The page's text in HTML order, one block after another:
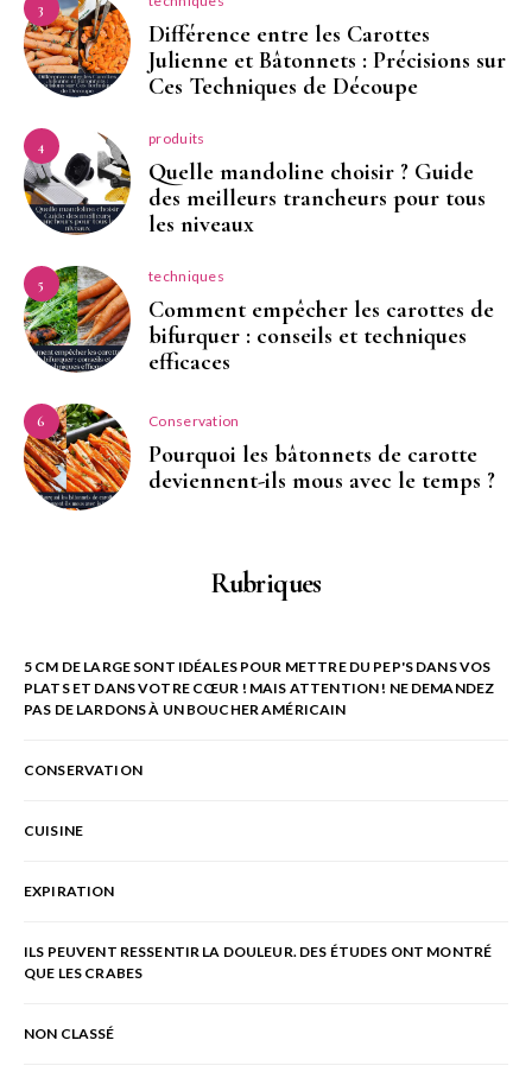
3
Différence entre les Carottes
Julienne et Bâtonnets : Précisions sur
Ces Techniques de Découpe
4 produits
Quelle mandoline choisir ? Guide
des meilleurs trancheurs pour tous
les niveaux
5 techniques
Comment empêcher les carottes de
bifurquer : conseils et techniques
efficaces
6 Conservation
Pourquoi les bâtonnets de carotte
deviennent-ils mous avec le temps ?
Rubriques
5 CM DE LARGE SONT IDÉALES POUR METTRE DU PEP'S DANS VOS
PLATS ET DANS VOTRE CŒUR ! MAIS ATTENTION ! NE DEMANDEZ
PAS DE LARDONS À UN BOUCHER AMÉRICAIN
CONSERVATION
CUISINE
EXPIRATION
ILS PEUVENT RESSENTIR LA DOULEUR. DES ÉTUDES ONT MONTRÉ
QUE LES CRABES
NON CLASSÉ